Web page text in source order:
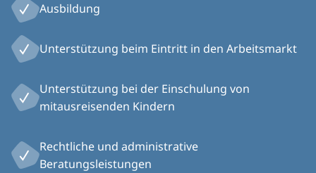
Ausbildung
Unterstützung beim Eintritt in den Arbeitsmarkt
Unterstützung bei der Einschulung von
mitausreisenden Kindern
Rechtliche und administrative
Beratungsleistungen